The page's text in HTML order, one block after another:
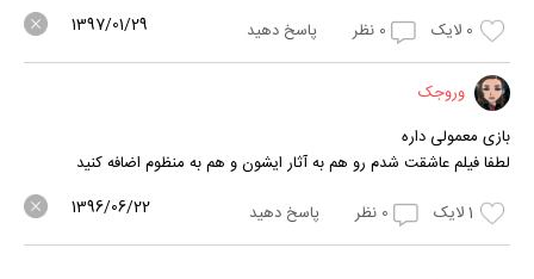
0 لایک 0 نظر پاسخ دهید 1397/01/29
وروجک
بازی معمولی داره
لطفا فیلم عاشقت شدم رو هم به آثار ایشون و هم به منظوم اضافه کنید
1لایک 0 نظر پاسخ دهید 1396/06/22